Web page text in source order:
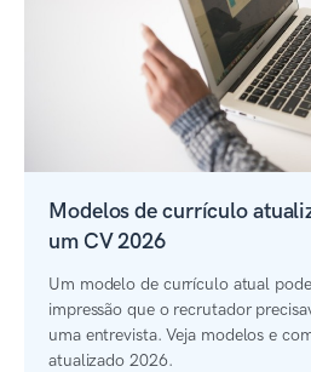
Modelos de currículo
um CV 2026
Um modelo de currículo atual
impressão que o recrutador
uma entrevista. Veja modelos e
atualizado 2026.